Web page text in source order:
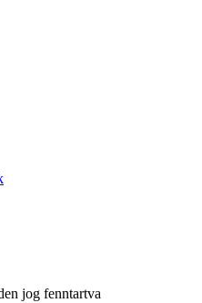
jog fenntartva